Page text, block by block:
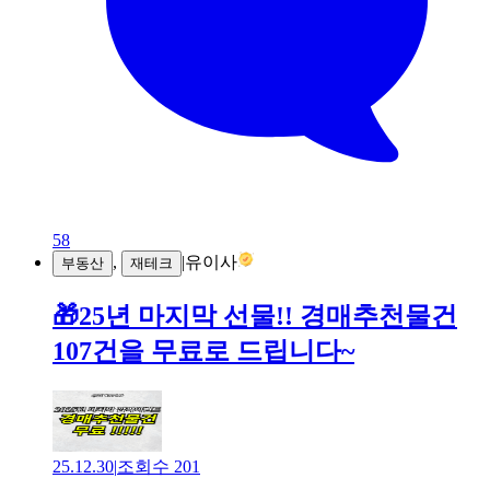
58
부동산 , 재테크 |유이사
🎁25년 마지막 선물!! 경매추천물건
107건을 무료로 드립니다~
25.12.30|조회수 201